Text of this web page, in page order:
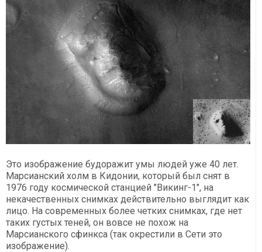
Это изображение будоражит умы людей уже 40 лет.
Марсианский холм в Кидонии, который был снят в
1976 году космической станцией "Викинг-1", на
некачественных снимках действительно выглядит как
лицо. На современных более четких снимках, где нет
таких густых теней, он вовсе не похож на
Марсианского сфинкса (так окрестили в Сети это
изображение).